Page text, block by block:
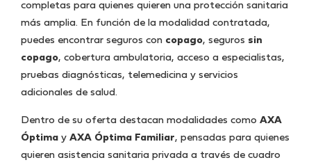
completas para quienes quieren una protección sanitaria
más amplia. En función de la modalidad contratada,
puedes encontrar seguros con copago, seguros sin
copago, cobertura ambulatoria, acceso a especialistas,
pruebas diagnósticas, telemedicina y servicios
adicionales de salud.
Dentro de su oferta destacan modalidades como AXA
Óptima y AXA Óptima Familiar, pensadas para quienes
quieren asistencia sanitaria privada a través de cuadro